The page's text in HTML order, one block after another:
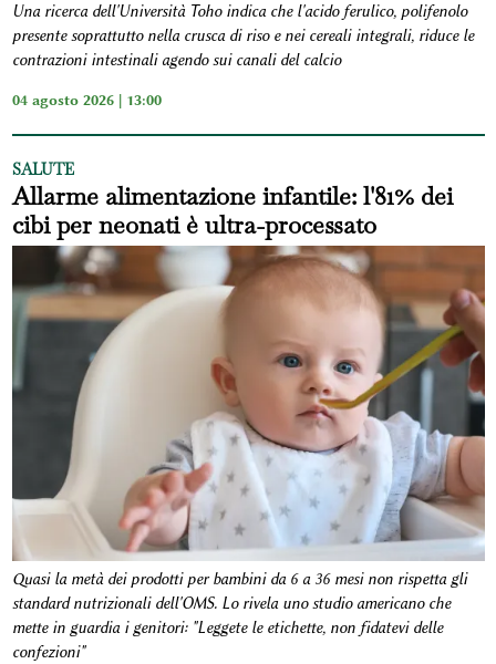
Una ricerca dell'Università Toho indica che l'acido ferulico, polifenolo
presente soprattutto nella crusca di riso e nei cereali integrali, riduce le
contrazioni intestinali agendo sui canali del calcio
04 agosto 2026 | 13:00
SALUTE
Allarme alimentazione infantile: l'81% dei
cibi per neonati è ultra-processato
Quasi la metà dei prodotti per bambini da 6 a 36 mesi non rispetta gli
standard nutrizionali dell'OMS. Lo rivela uno studio americano che
mette in guardia i genitori: "Leggete le etichette, non fidatevi delle
confezioni"